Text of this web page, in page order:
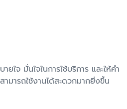
ยใจ มั่นใจในการใช้บริการ และให้คำ
ารถใช้งานได้สะดวกมากยิ่งขึ้น